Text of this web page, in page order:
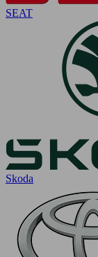
SEAT
Skoda